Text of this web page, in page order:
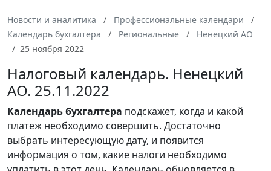
Новости и аналитика
Профессиональные календари
Календарь бухгалтера
Региональные
Ненецкий АО
25 ноября 2022
Налоговый календарь. Ненецкий
АО. 25.11.2022
Календарьбухгалтера подскажет, когда и какой
платеж необходимо совершить. Достаточно
выбрать интересующую дату, и появится
информация о том, какие налоги необходимо